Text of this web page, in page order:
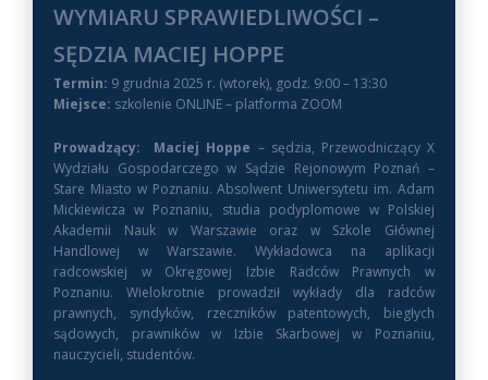
WYMIARU SPRAWIEDLIWOŚCI –
SĘDZIA MACIEJ HOPPE
Termin: 9 grudnia 2025 r. (wtorek), godz. 9:00 – 13:30
Miejsce: szkolenie ONLINE – platforma ZOOM
Prowadzący: Maciej Hoppe – sędzia, Przewodniczący X
Wydziału Gospodarczego w Sądzie Rejonowym Poznań –
Stare Miasto w Poznaniu. Absolwent Uniwersytetu im. Adam
Mickiewicza w Poznaniu, studia podyplomowe w Polskiej
Akademii Nauk w Warszawie oraz w Szkole Głównej
Handlowej w Warszawie. Wykładowca na aplikacji
radcowskiej w Okręgowej Izbie Radców Prawnych w
Poznaniu. Wielokrotnie prowadził wykłady dla radców
prawnych, syndyków, rzeczników patentowych, biegłych
sądowych, prawników w Izbie Skarbowej w Poznaniu,
nauczycieli, studentów.